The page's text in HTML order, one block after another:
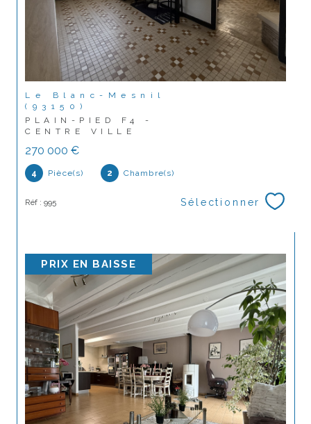
Le Blanc-Mesnil
(93150)
PLAIN-PIED F4 -
CENTRE VILLE
270 000 €
4 Pièce(s) 2 Chambre(s)
Réf : 995 Sélectionner
PRIX EN BAISSE